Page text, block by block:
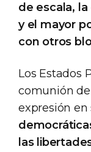
de escala,
y el mayor
con otros
Los Estados
comunión
expresión en
las